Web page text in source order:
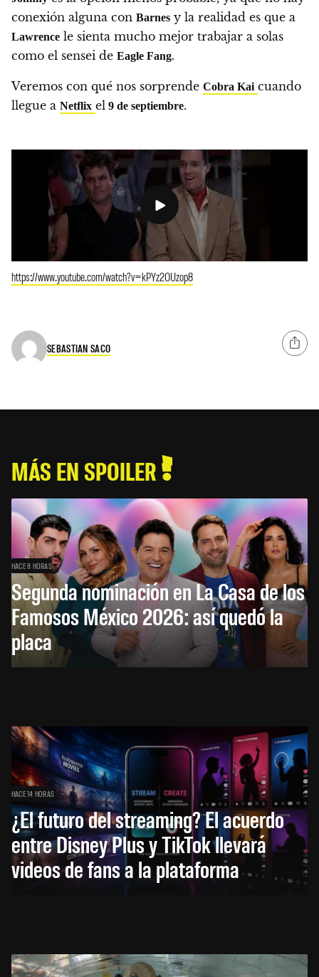
conexión alguna con Barnes y la realidad es que a
Lawrence le sienta mucho mejor trabajar a solas
como el sensei de Eagle Fang.
Veremos con qué nos sorprende Cobra Kai cuando
llegue a Netflix el 9 de septiembre.
https://www.youtube.com/watch?v=kPYz2OUzop8
SEBASTIAN SACO
MÁS EN SPOILER
HACE 8 HORAS
Segunda nominación en La Casa de los
Famosos México 2026: así quedó la
placa
HACE 14 HORAS
¿El futuro del streaming? El acuerdo
entre Disney Plus y TikTok llevará
videos de fans a la plataforma